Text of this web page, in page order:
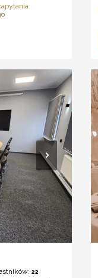
22